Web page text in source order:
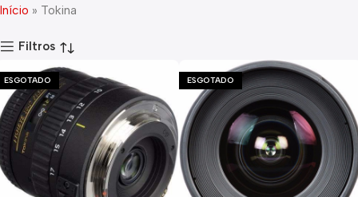
Início » Tokina
Filtros
ESGOTADO ESGOTADO